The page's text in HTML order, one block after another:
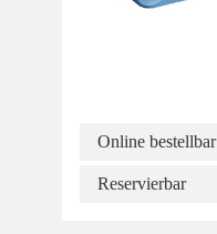
Online bestellbar
Reservierbar